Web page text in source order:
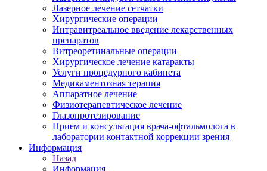
Лазерное лечение сетчатки
Хирургические операции
Интравитреальное введение лекарственных
препаратов
Витреоретинальные операции
Хирургическое лечение катаракты
Услуги процедурного кабинета
Медикаментозная терапия
Аппаратное лечение
Физиотерапевтическое лечение
Глазопротезирование
Прием и консультация врача-офтальмолога в
лаборатории контактной коррекции зрения
Информация
Назад
Информация